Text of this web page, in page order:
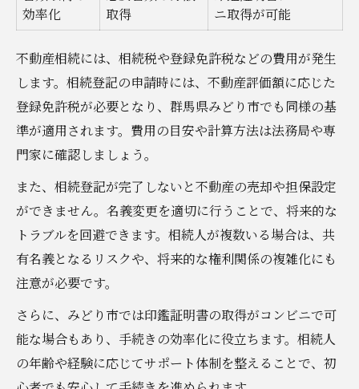
効率化
取得
ニ取得が可能
不動産相続には、相続税や登録免許税などの費用が発生
します。相続登記の申請時には、不動産評価額に応じた
登録免許税が必要となり、群馬県みどり市でも同様の基
準が適用されます。費用の目安や計算方法は法務局や専
門家に確認しましょう。
また、相続登記が完了しないと不動産の売却や担保設定
ができません。名義変更を適切に行うことで、将来的な
トラブルを回避できます。相続人が複数いる場合は、共
有名義となるリスクや、将来的な権利関係の複雑化にも
注意が必要です。
さらに、みどり市では印鑑証明書の取得がコンビニで可
能な場合もあり、手続きの効率化に役立ちます。相続人
の年齢や経験に応じてサポート体制を整えることで、初